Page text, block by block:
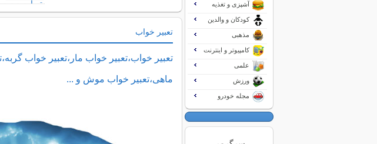
تعبیر خواب
تعبیر خواب،تعبیر خواب مار،تعبیر خواب
ماهی،تعبیر خواب موش و ...
آشپزی و تغذیه
کودکان و والدین
مذهبی
کامپیوتر و اینترنت
علمی
ورزش
مجله خودرو